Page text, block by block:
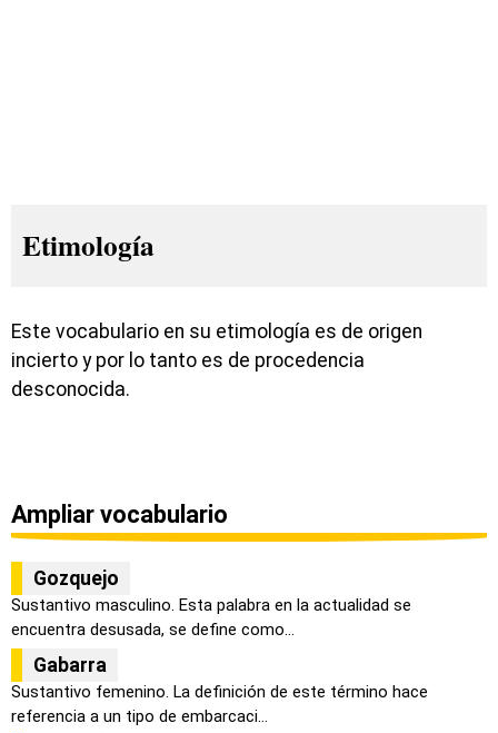
Etimología
Este vocabulario en su etimología es de origen
incierto y por lo tanto es de procedencia
desconocida.
Ampliar vocabulario
Gozquejo
Sustantivo masculino. Esta palabra en la actualidad se
encuentra desusada, se define como...
Gabarra
Sustantivo femenino. La definición de este término hace
referencia a un tipo de embarcaci...